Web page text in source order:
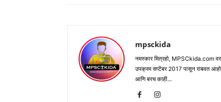
mpsckida
नमस्कार मित्रहो, MPSCkida.com
उपक्रम सप्टेंबर 2017 पासून राबवत
आणि बरच काही...